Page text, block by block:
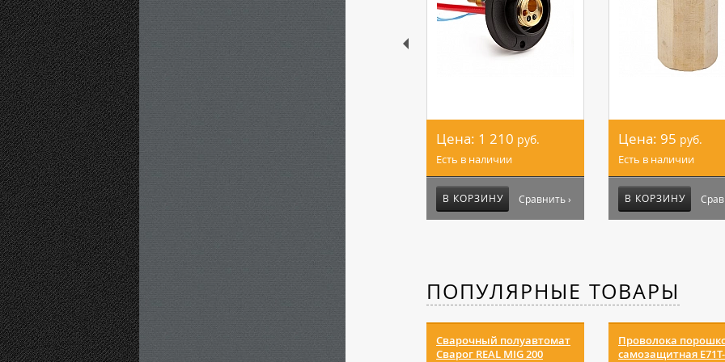
Цена: 1 210 руб.
Есть в наличии
В КОРЗИНУ Сравнить ›
Цена: 95 руб.
Есть в наличии
В КОРЗИНУ
ПОПУЛЯРНЫЕ ТОВАРЫ
Сварочный полуавтомат
Сварог REAL MIG 200
Проволока
самозащитная